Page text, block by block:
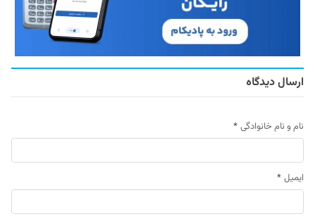
ارسال دیدگاه
نام و نام خانوادگی *
ایمیل *